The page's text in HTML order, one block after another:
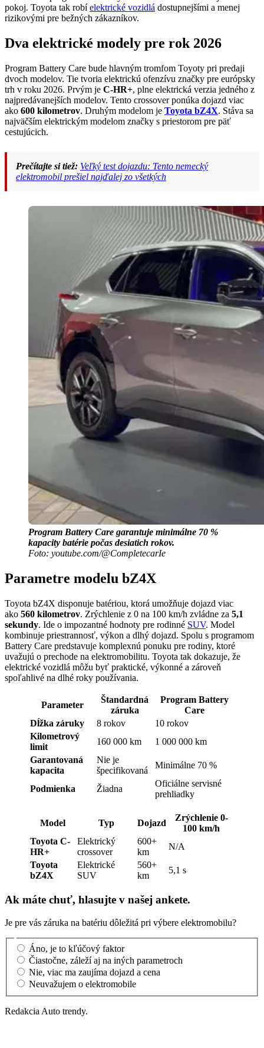
pokoj. Toyota tak robíelektrické vozidlá dostupnejšími a menej
rizikovými pre bežných zákazníkov.
Dva elektrické modely pre rok 2026
Program Battery Care bude hlavným tromfom Toyoty pri predaji
dvoch modelov. Tie tvoria elektrickú ofenzívu značky pre európsky
trh v roku 2026. Prvým je C-HR+, plne elektrická verzia jedného z
najpredávanejších modelov. Tento crossover ponúka dojazd viac
ako 600 kilometrov. Druhým modelom je Toyota bZ4X. Stáva sa
najväčším elektrickým modelom značky s priestorom pre päť
cestujúcich.
Prečítajte si tiež: Veľký test dojazdu: Tento nemecký
elektromobil prešiel najďalej zo všetkých
Program Battery Care garantuje minimálne 70 %
kapacity batérie počas desiatich rokov.
Foto: youtube.com/@CompletecarIe
Parametre modelu bZ4X
Toyota bZ4X disponuje batériou, ktorá umožňuje dojazd viac
ako 560 kilometrov. Zrýchlenie z 0 na 100 km/h zvládne za 5,1
sekundy. Ide o impozantné hodnoty pre rodinné SUV. Model
kombinuje priestrannosť, výkon a dlhý dojazd. Spolu s programom
Battery Care predstavuje komplexnú ponuku pre rodiny, ktoré
uvažujú o prechode na elektromobilitu. Toyota tak dokazuje, že
elektrické vozidlá môžu byť praktické, výkonné a zároveň
spoľahlivé na dlhé roky používania.
Parameter
Štandardná
záruka
Program Battery
Care
Dĺžka záruky
8 rokov
10 rokov
Kilometrový
limit
160 000 km
1 000 000 km
Garantovaná
kapacita
Nie je
špecifikovaná
Minimálne 70 %
Podmienka Žiadna
Oficiálne servisné
prehliadky
Model Typ Dojazd
Zrýchlenie 0-
100 km/h
Toyota C-
HR+
Elektrický
crossover
600+
km
N/A
Toyota
bZ4X
Elektrické
SUV
560+
km
5,1 s
Ak máte chuť, hlasujte v našej ankete.
Je pre vás záruka na batériu dôležitá pri výbere elektromobilu?
Áno, je to kľúčový faktor
Čiastočne, záleží aj na iných parametroch
Nie, viac ma zaujíma dojazd a cena
Neuvažujem o elektromobile
Redakcia Auto trendy.